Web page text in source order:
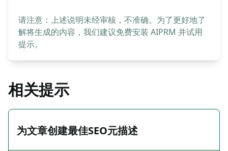
请注意：上述说明未经审核，不准确。为了更好地了
解将生成的内容，我们建议免费安装 AIPRM 并试用
提示。
相关提示
为文章创建最佳SEO元描述